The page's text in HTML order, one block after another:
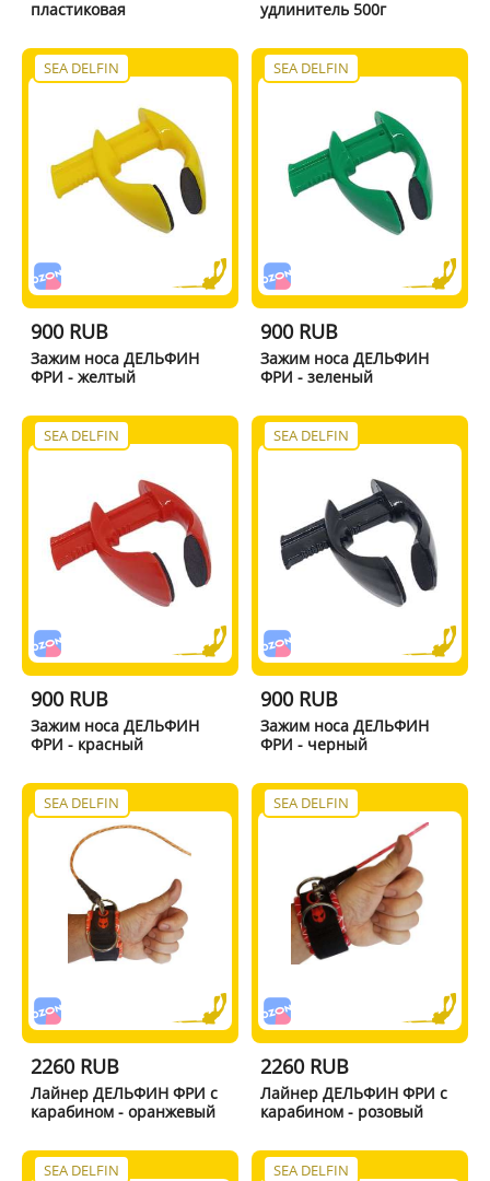
пластиковая
удлинитель 500г
SEA DELFIN
900 RUB
Зажим носа ДЕЛЬФИН
ФРИ - желтый
SEA DELFIN
900 RUB
Зажим носа ДЕЛЬФИН
ФРИ - зеленый
SEA DELFIN
900 RUB
Зажим носа ДЕЛЬФИН
ФРИ - красный
SEA DELFIN
900 RUB
Зажим носа ДЕЛЬФИН
ФРИ - черный
SEA DELFIN
2260 RUB
Лайнер ДЕЛЬФИН ФРИ с
карабином - оранжевый
SEA DELFIN
2260 RUB
Лайнер ДЕЛЬФИН ФРИ с
карабином - розовый
SEA DELFIN SEA DELFIN